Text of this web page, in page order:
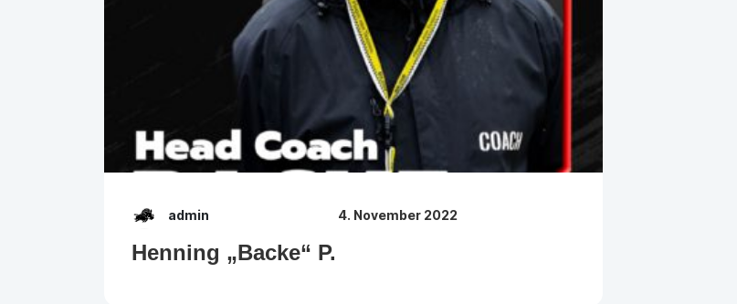
admin 4. November 2022
Henning „Backe“ P.